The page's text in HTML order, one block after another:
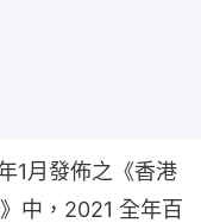
1月發佈之《香港
中，2021 全年百